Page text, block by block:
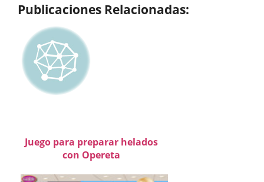
Publicaciones Relacionadas:
Juego para preparar helados
con Opereta